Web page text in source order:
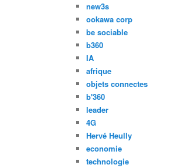
new3s
ookawa corp
be sociable
b360
IA
afrique
objets connectes
b'360
leader
4G
Hervé Heully
economie
technologie